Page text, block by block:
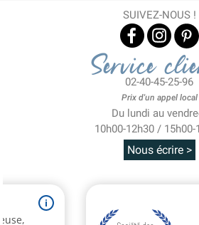
SUIVEZ-NOUS !
Service
02-40-45-25-96
Prix d'un appel local
Du lundi au
10h00-12h30 / 15h00-
Nous écrire >